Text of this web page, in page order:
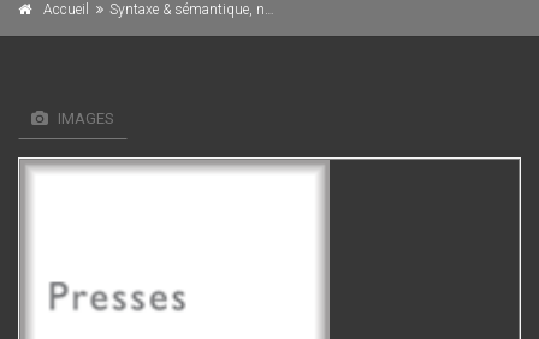
Accueil Syntaxe & sémantique, n° 7/2006
IMAGES